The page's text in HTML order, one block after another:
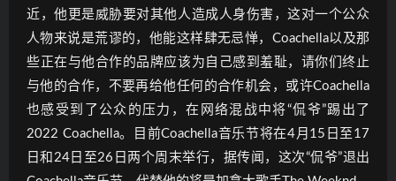
近，他更是威胁要对其他人造成人身伤害，这对一个公众
人物来说是荒谬的，他能这样肆无忌惮，Coachella以及那
些正在与他合作的品牌应该为自己感到羞耻，请你们终止
与他的合作，不要再给他任何的合作机会，或许Coachella
也感受到了公众的压力，在网络混战中将“侃爷”踢出了
2022 Coachella。目前Coachella音乐节将在4月15日至17
日和24日至26日两个周末举行，据传闻，这次“侃爷”退出